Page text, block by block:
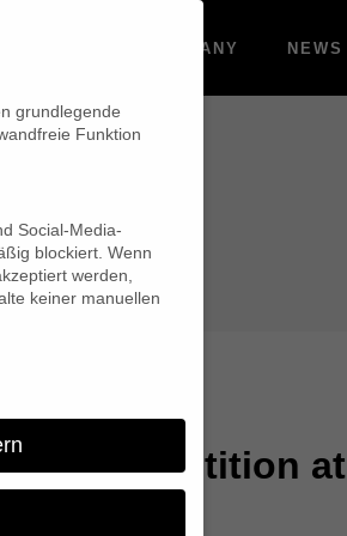
COMPANY NEWS
competition at
grundlegende
Funktion
Social-Media-
blockiert. Wenn
werden,
keiner manuellen